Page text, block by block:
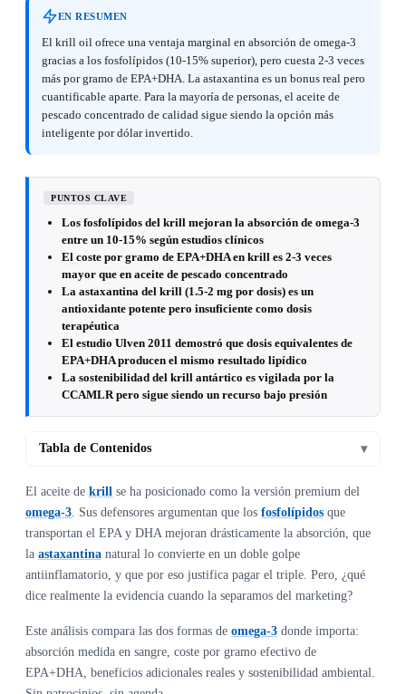
EN RESUMEN
El krill oil ofrece una ventaja marginal en absorción de omega-3
gracias a los fosfolípidos (10-15% superior), pero cuesta 2-3 veces
más por gramo de EPA+DHA. La astaxantina es un bonus real pero
cuantificable aparte. Para la mayoría de personas, el aceite de
pescado concentrado de calidad sigue siendo la opción más
inteligente por dólar invertido.
PUNTOS CLAVE
Los fosfolípidos del krill mejoran la absorción de omega-3
entre un 10-15% según estudios clínicos
El coste por gramo de EPA+DHA en krill es 2-3 veces
mayor que en aceite de pescado concentrado
La astaxantina del krill (1.5-2 mg por dosis) es un
antioxidante potente pero insuficiente como dosis
terapéutica
El estudio Ulven 2011 demostró que dosis equivalentes de
EPA+DHA producen el mismo resultado lipídico
La sostenibilidad del krill antártico es vigilada por la
CCAMLR pero sigue siendo un recurso bajo presión
Tabla de Contenidos ▾
El aceite de krill se ha posicionado como la versión premium del
omega-3 . Sus defensores argumentan que los fosfolípidos que
transportan el EPA y DHA mejoran drásticamente la absorción, que
la astaxantina natural lo convierte en un doble golpe
antiinflamatorio, y que por eso justifica pagar el triple. Pero, ¿qué
dice realmente la evidencia cuando la separamos del marketing?
Este análisis compara las dos formas de omega-3 donde importa:
absorción medida en sangre, coste por gramo efectivo de
EPA+DHA, beneficios adicionales reales y sostenibilidad ambiental.